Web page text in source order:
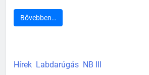
Bővebben…
Hírek Labdarúgás NB III